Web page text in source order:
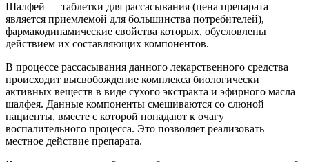
Шалфей — таблетки для рассасывания (цена препарата
является приемлемой для большинства потребителей),
фармакодинамические свойства которых, обусловлены
действием их составляющих компонентов.
В процессе рассасывания данного лекарственного средства
происходит высвобождение комплекса биологически
активных веществ в виде сухого экстракта и эфирного масла
шалфея. Данные компоненты смешиваются со слюной
пациенты, вместе с которой попадают к очагу
воспалительного процесса. Это позволяет реализовать
местное действие препарата.